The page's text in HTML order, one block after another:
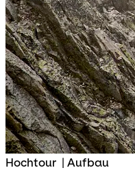
Hochtour | Aufbau